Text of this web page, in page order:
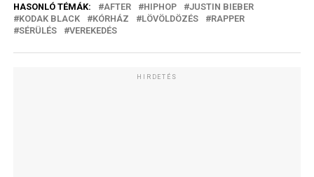
HASONLÓ TÉMÁK: AFTER HIPHOP
JUSTIN BIEBER
KODAK BLACK
KÓRHÁZ LÖVÖLDÖZÉS
RAPPER
SÉRÜLÉS
VEREKEDÉS
HIRDETÉS